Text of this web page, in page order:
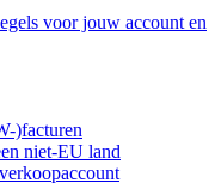
voor jouw account en
)facturen
niet-EU land